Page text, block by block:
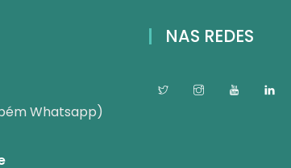
Whatsapp)
NAS REDES